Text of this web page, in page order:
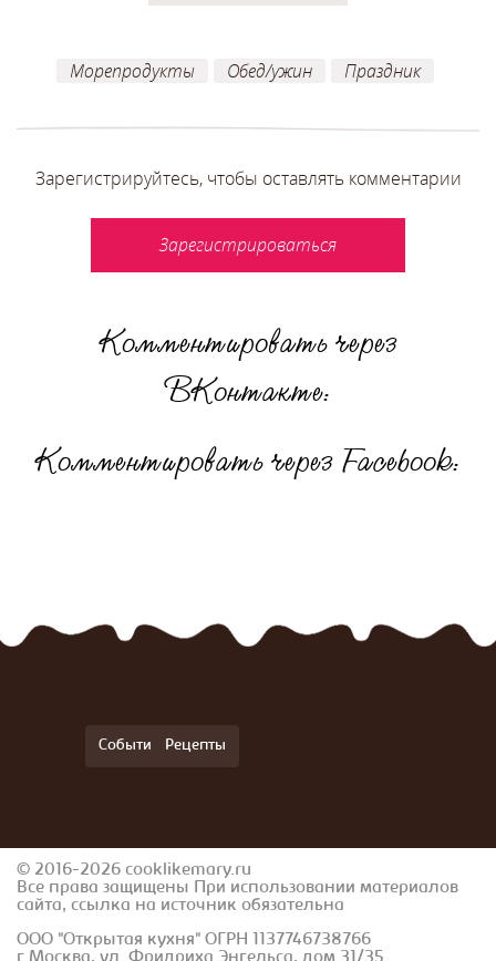
Морепродукты Обед/ужин Праздник
Зарегистрируйтесь, чтобы оставлять комментарии
Зарегистрироваться
Комментировать через
ВКонтакте:
Комментировать через Facebook:
События Рецепты
© 2016-2026 cooklikemary.ru
Все права защищены При использовании материалов
сайта, ссылка на источник обязательна
ООО "Открытая кухня" ОГРН 1137746738766
г.Москва, ул. Фридриха Энгельса, дом 31/35